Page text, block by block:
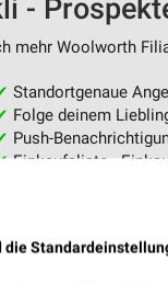
-
mehr Woolworth
Standortgenaue
Folge deinem
Push-
Einkaufsliste -
die